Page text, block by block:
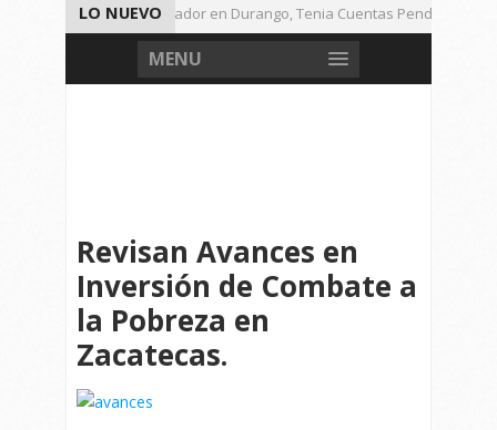
LO NUEVO
Detienen a Defraudador en Durango, Tenia Cuentas Pendientes en
Presenta Presidenta Sheinbaum, 10 Acciones Para Explotación de
MENU
Revisan Avances en
Inversión de Combate a
la Pobreza en
Zacatecas.